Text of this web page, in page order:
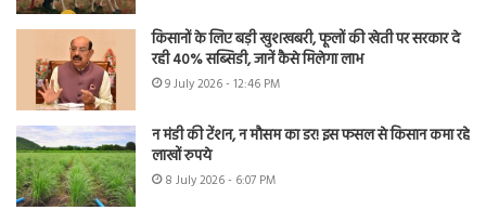
किसानों के लिए बड़ी खुशखबरी, फूलों की खेती पर सरकार दे
रही 40% सब्सिडी, जानें कैसे मिलेगा लाभ
9 July 2026 - 12:46 PM
न मंडी की टेंशन, न मौसम का डर! इस फसल से किसान कमा रहे
लाखों रुपये
8 July 2026 - 6:07 PM